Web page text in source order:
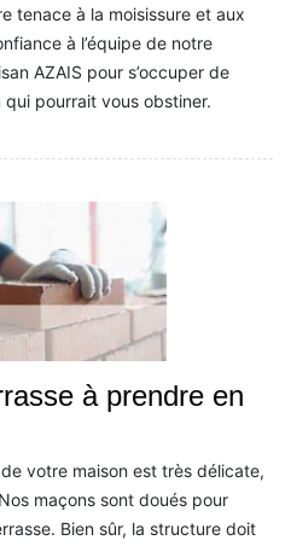
tenace à la moisissure et aux
à l’équipe de notre
AZAIS pour s’occuper de
pourrait vous obstiner.
à prendre en
votre maison est très délicate,
maçons sont doués pour
Bien sûr, la structure doit